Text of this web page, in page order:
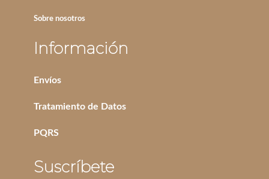
Sobre nosotros
Información
Envíos
Tratamiento de Datos
PQRS
Suscríbete